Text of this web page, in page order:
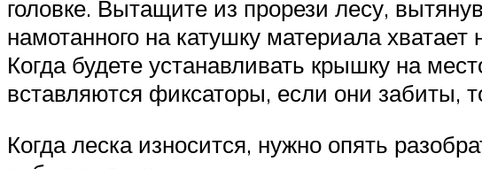
головке. Вытащите из прорези лесу,
намотанного на катушку материала
Когда будете устанавливать крышку на
вставляются фиксаторы, если они забиты,
Когда леска износится, нужно опять